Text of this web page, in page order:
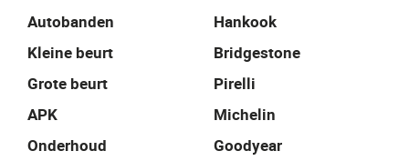
Autobanden
Kleine beurt
Grote beurt
APK
Onderhoud
Hankook
Bridgestone
Pirelli
Michelin
Goodyear